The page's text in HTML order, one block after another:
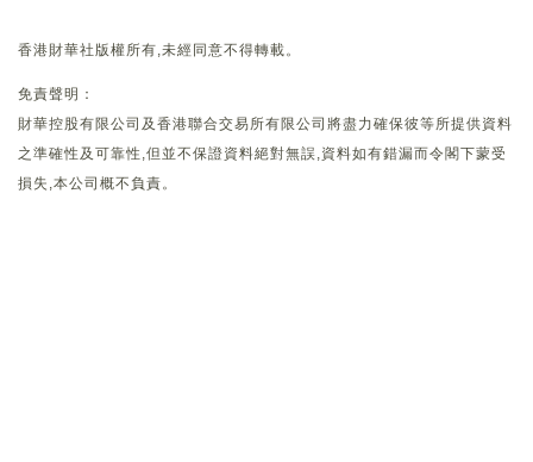
香港財華社版權所有,未經同意不得轉載。
免責聲明：
財華控股有限公司及香港聯合交易所有限公司將盡力確保彼等所提供資料
之準確性及可靠性,但並不保證資料絕對無誤,資料如有錯漏而令閣下蒙受
損失,本公司概不負責。